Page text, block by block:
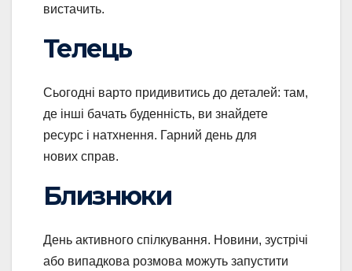
вистачить.
Телець
Сьогодні варто придивитись до деталей: там,
де інші бачать буденність, ви знайдете
ресурс і натхнення. Гарний день для
нових справ.
Близнюки
День активного спілкування. Новини, зустрічі
або випадкова розмова можуть запустити